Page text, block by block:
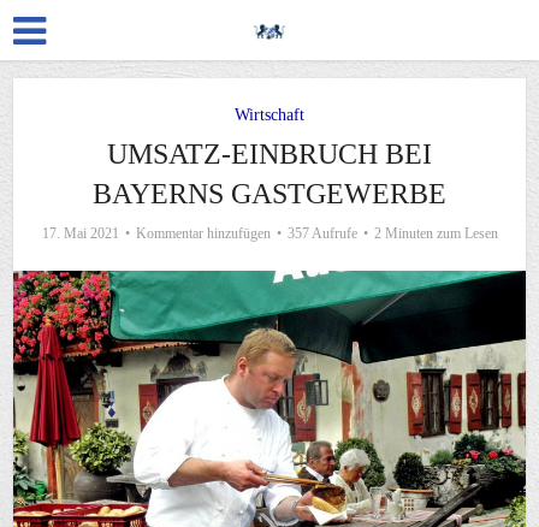
Wirtschaft
UMSATZ-EINBRUCH BEI
BAYERNS GASTGEWERBE
17. Mai 2021 Kommentar hinzufügen 357 Aufrufe 2 Minuten zum Lesen